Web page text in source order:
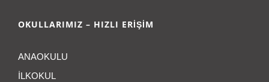
OKULLARIMIZ – HIZLI ERİŞİM
ANAOKULU
İLKOKUL